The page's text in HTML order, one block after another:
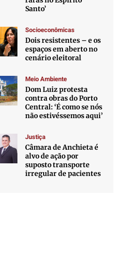
Santo’
Socioeconômicas
Dois resistentes – e os
espaços em aberto no
cenário eleitoral
Meio Ambiente
Dom Luiz protesta
contra obras do Porto
Central: ‘É como se nós
não estivéssemos aqui’
Justiça
Câmara de Anchieta é
alvo de ação por
suposto transporte
irregular de pacientes